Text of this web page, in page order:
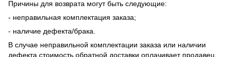
Причины для возврата могут быть следующие:
- неправильная комплектация заказа;
- наличие дефекта/брака.
В случае неправильной комплектации заказа или наличии
дефекта стоимость обратной доставки оплачивает продавец.